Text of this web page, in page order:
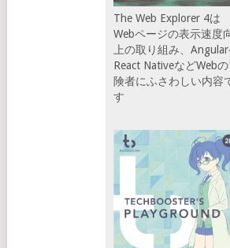
The Web Explorer 4は
Webページの表示速度
上の取り組み、
React NativeなどWebの
険者にふさわしい内容
す